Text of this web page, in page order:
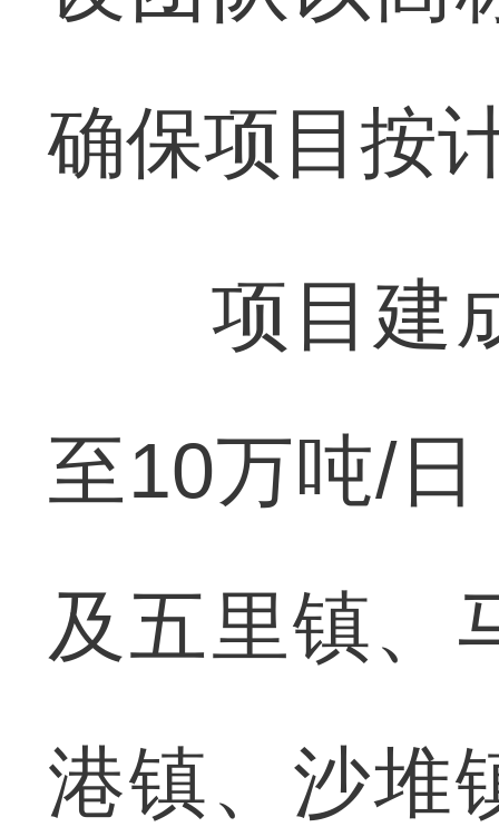
确保项目按
项目建成
至10万吨/
及五里镇、
港镇、沙堆